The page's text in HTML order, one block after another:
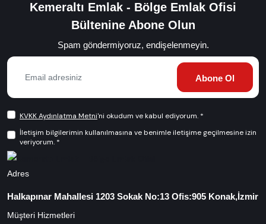
Kemeraltı Emlak - Bölge Emlak Ofisi
Bültenine Abone Olun
Spam göndermiyoruz, endişelenmeyin.
Abone Ol
KVKK Aydınlatma Metni'ni okudum ve kabul ediyorum. *
İletişim bilgilerimin kullanılmasına ve benimle iletişime geçilmesine izin
veriyorum. *
Adres
Halkapınar Mahallesi 1203 Sokak No:13 Ofis:905 Konak,İzmir
Müşteri Hizmetleri